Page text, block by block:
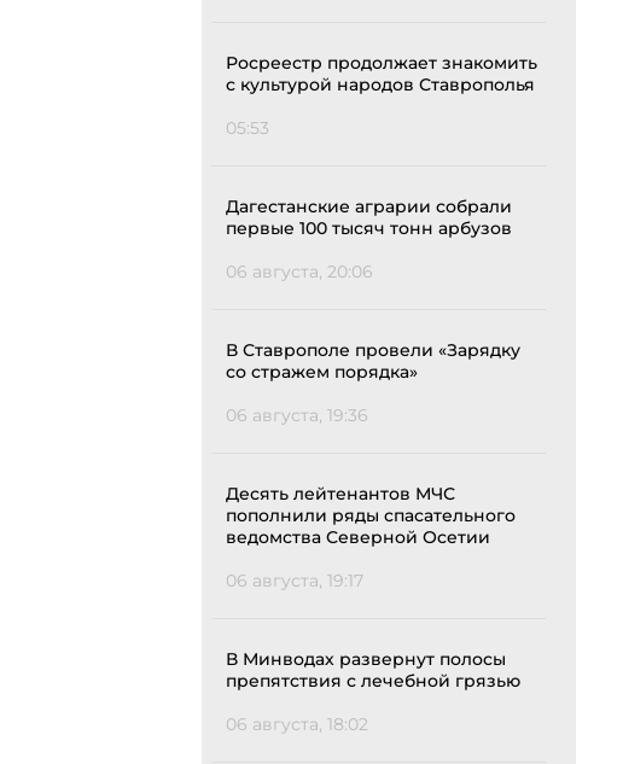
Росреестр продолжает знакомить
с культурой народов Ставрополья
05:53
Дагестанские аграрии собрали
первые 100 тысяч тонн арбузов
06 августа, 20:06
В Ставрополе провели «Зарядку
со стражем порядка»
06 августа, 19:36
Десять лейтенантов МЧС
пополнили ряды спасательного
ведомства Северной Осетии
06 августа, 19:17
В Минводах развернут полосы
препятствия с лечебной грязью
06 августа, 18:02